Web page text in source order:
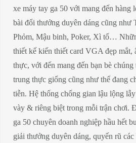
xe máy tay ga 50 với mang đến hàng
bài đổi thưởng duyên dáng cũng như
Phỏm, Mậu binh, Poker, Xì tố…
thiết kế kiến thiết card VGA đẹp mắt,
thực, với đến mang đến bạn bè
trung thực giống cũng như thể đang
tiễn. Hệ thống chống gian lậu lộng
vày & riêng biệt trong mỗi trận chơi.
ga 50 chuyên doanh nghiệp hầu hết
giải thưởng duyên dáng, quyến rũ các